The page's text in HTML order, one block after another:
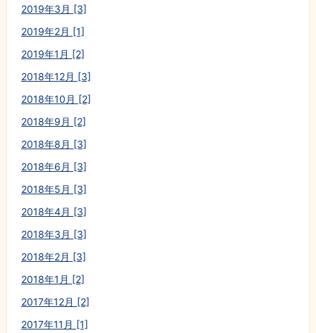
2019年3月 [3]
2019年2月 [1]
2019年1月 [2]
2018年12月 [3]
2018年10月 [2]
2018年9月 [2]
2018年8月 [3]
2018年6月 [3]
2018年5月 [3]
2018年4月 [3]
2018年3月 [3]
2018年2月 [3]
2018年1月 [2]
2017年12月 [2]
2017年11月 [1]